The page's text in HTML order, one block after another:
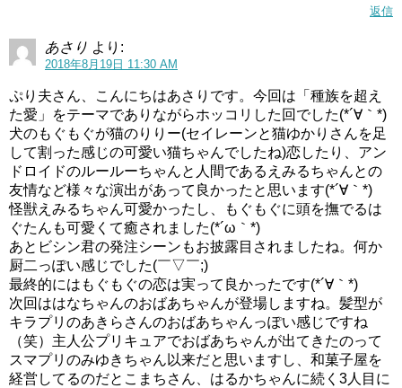
ンに合格すればリリィちゃんと共演できるということで特
返信
あさり より:
2018年8月19日 11:30 AM
ぷり夫さん、こんにちはあさりです。今回は「種族を超え
た愛」をテーマでありながらホッコリした回でした(*´∀｀*)
犬のもぐもぐが猫のりりー(セイレーンと猫ゆかりさんを足
して割った感じの可愛い猫ちゃんでしたね)恋したり、アン
ドロイドのルールーちゃんと人間であるえみるちゃんとの
友情など様々な演出があって良かったと思います(*´∀｀*)
怪獣えみるちゃん可愛かったし、もぐもぐに頭を撫でるは
ぐたんも可愛くて癒されました(*´ω｀*)
あとビシン君の発注シーンもお披露目されましたね。何か
厨二っぽい感じでした(￣▽￣;)
最終的にはもぐもぐの恋は実って良かったです(*´∀｀*)
次回ははなちゃんのおばあちゃんが登場しますね。髪型が
キラプリのあきらさんのおばあちゃんっぽい感じですね
（笑）主人公プリキュアでおばあちゃんが出てきたのって
スマプリのみゆきちゃん以来だと思いますし、和菓子屋を
経営してるのだとこまちさん、はるかちゃんに続く3人目に